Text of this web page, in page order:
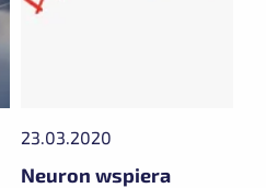
23.03.2020
Neuron wspiera